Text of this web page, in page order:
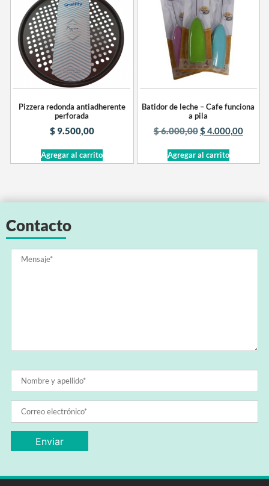
Pizzera redonda antiadherente
perforada
$9.500,00
Agregar al carrito
Batidor de leche – Cafe funciona
a pila
$6.000,00$ 4.000,00
Agregar al carrito
Contacto